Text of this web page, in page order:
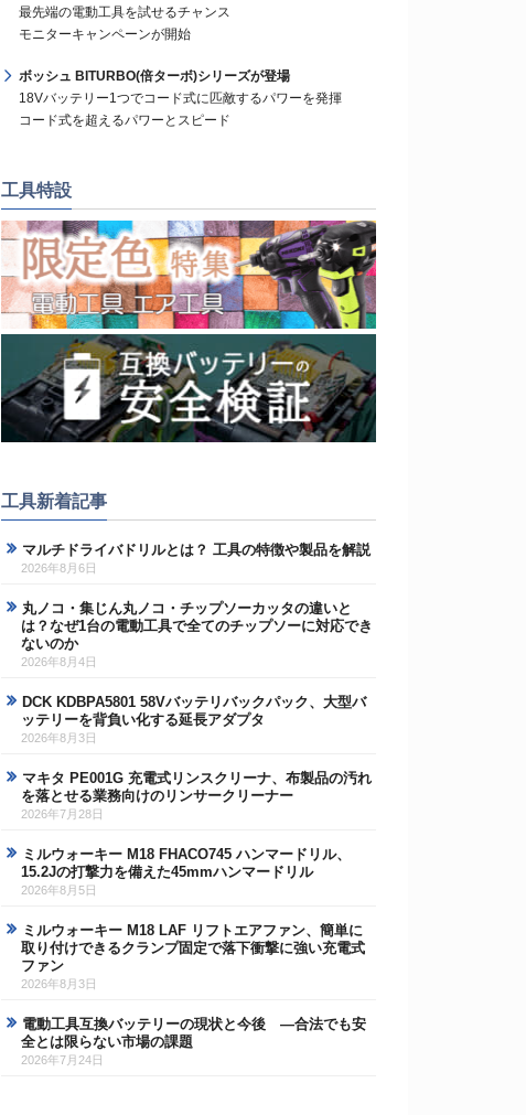
最先端の電動工具を試せるチャンス
モニターキャンペーンが開始
ボッシュ BITURBO(倍ターボ)シリーズが登場
18Vバッテリー1つでコード式に匹敵するパワーを発揮
コード式を超えるパワーとスピード
工具特設
工具新着記事
マルチドライバドリルとは？ 工具の特徴や製品を解説
2026年8月6日
丸ノコ・集じん丸ノコ・チップソーカッタの違いと
は？なぜ1台の電動工具で全てのチップソーに対応でき
ないのか
2026年8月4日
DCK KDBPA5801 58Vバッテリバックパック、大型バ
ッテリーを背負い化する延長アダプタ
2026年8月3日
マキタ PE001G 充電式リンスクリーナ、布製品の汚れ
を落とせる業務向けのリンサークリーナー
2026年7月28日
ミルウォーキー M18 FHACO745 ハンマードリル、
15.2Jの打撃力を備えた45mmハンマードリル
2026年8月5日
ミルウォーキー M18 LAF リフトエアファン、簡単に
取り付けできるクランプ固定で落下衝撃に強い充電式
ファン
2026年8月3日
電動工具互換バッテリーの現状と今後 ―合法でも安
全とは限らない市場の課題
2026年7月24日